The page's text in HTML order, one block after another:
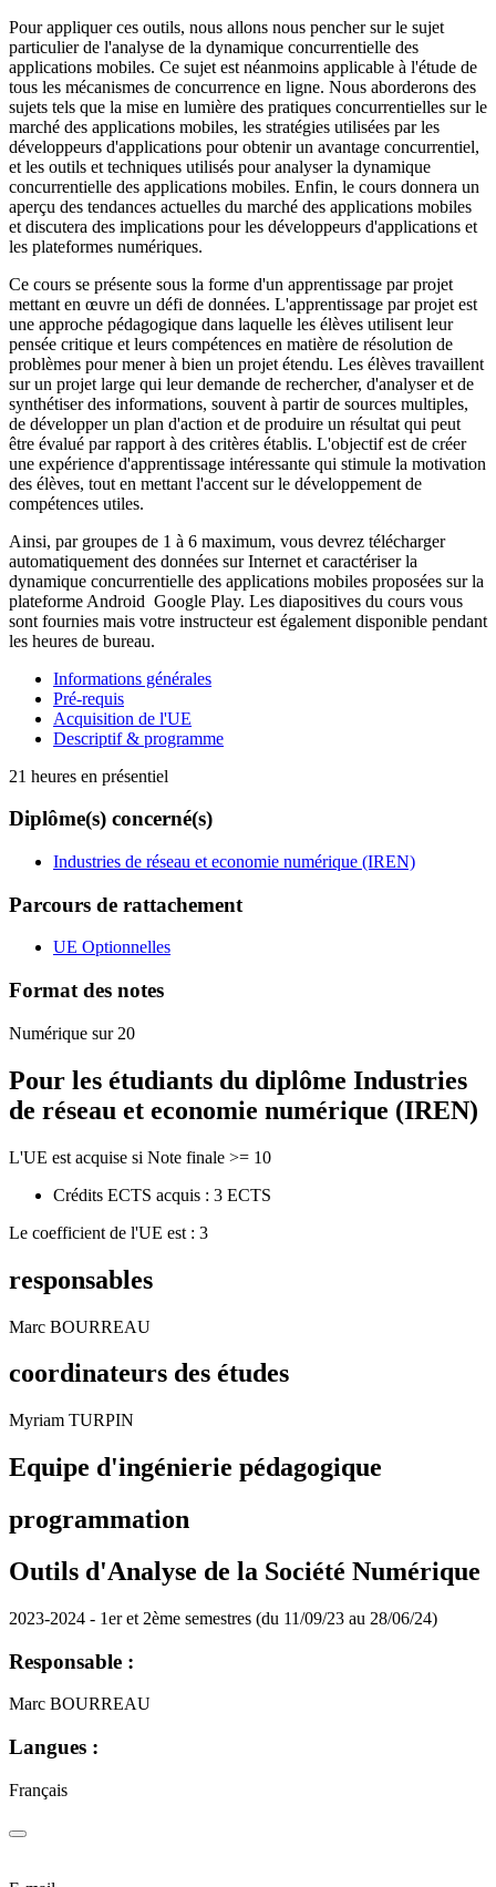
Pour appliquer ces outils, nous allons nous pencher sur le sujet
particulier de l'analyse de la dynamique concurrentielle des
applications mobiles. Ce sujet est néanmoins applicable à l'étude de
tous les mécanismes de concurrence en ligne. Nous aborderons des
sujets tels que la mise en lumière des pratiques concurrentielles sur le
marché des applications mobiles, les stratégies utilisées par les
développeurs d'applications pour obtenir un avantage concurrentiel,
et les outils et techniques utilisés pour analyser la dynamique
concurrentielle des applications mobiles. Enfin, le cours donnera un
aperçu des tendances actuelles du marché des applications mobiles
et discutera des implications pour les développeurs d'applications et
les plateformes numériques.
Ce cours se présente sous la forme d'un apprentissage par projet
mettant en œuvre un défi de données. L'apprentissage par projet est
une approche pédagogique dans laquelle les élèves utilisent leur
pensée critique et leurs compétences en matière de résolution de
problèmes pour mener à bien un projet étendu. Les élèves travaillent
sur un projet large qui leur demande de rechercher, d'analyser et de
synthétiser des informations, souvent à partir de sources multiples,
de développer un plan d'action et de produire un résultat qui peut
être évalué par rapport à des critères établis. L'objectif est de créer
une expérience d'apprentissage intéressante qui stimule la motivation
des élèves, tout en mettant l'accent sur le développement de
compétences utiles.
Ainsi, par groupes de 1 à 6 maximum, vous devrez télécharger
automatiquement des données sur Internet et caractériser la
dynamique concurrentielle des applications mobiles proposées sur la
plateforme Android Google Play. Les diapositives du cours vous
sont fournies mais votre instructeur est également disponible pendant
les heures de bureau.
Informations générales
Pré-requis
Acquisition de l'UE
Descriptif & programme
21 heures en présentiel
Diplôme(s) concerné(s)
Industries de réseau et economie numérique (IREN)
Parcours de rattachement
UE Optionnelles
Format des notes
Numérique sur 20
Pour les étudiants du diplôme Industries
de réseau et economie numérique (IREN)
L'UE est acquise si Note finale >= 10
Crédits ECTS acquis : 3 ECTS
Le coefficient de l'UE est : 3
responsables
Marc BOURREAU
coordinateurs des études
Myriam TURPIN
Equipe d'ingénierie pédagogique
programmation
Outils d'Analyse de la Société Numérique
2023-2024 - 1er et 2ème semestres (du 11/09/23 au 28/06/24)
Responsable :
Marc BOURREAU
Langues :
Français